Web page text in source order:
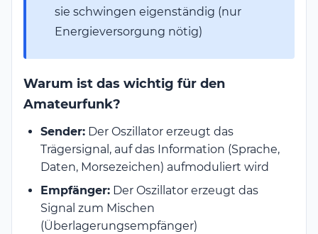
sie schwingen eigenständig (nur
Energieversorgung nötig)
Warum ist das wichtig für den
Amateurfunk?
Sender: Der Oszillator erzeugt das
Trägersignal, auf das Information (Sprache,
Daten, Morsezeichen) aufmoduliert wird
Empfänger: Der Oszillator erzeugt das
Signal zum Mischen
(Überlagerungsempfänger)